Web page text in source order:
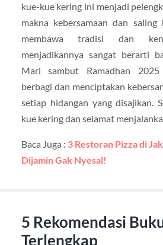
kue-kue kering ini menjadi
makna kebersamaan dan saling
membawa tradisi dan
menjadikannya sangat berarti
Mari sambut Ramadhan 2025
berbagi dan menciptakan
setiap hidangan yang disajikan.
kue kering dan selamat
Baca Juga : 3 Restoran Pizza di
Dijamin Gak Nyesal!
5 Rekomendasi
Terlengkap